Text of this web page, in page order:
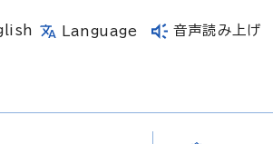
Language 音声読み上げ